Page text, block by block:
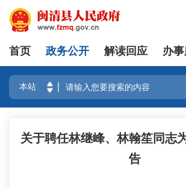
首页 政务公开 解读回应 办
关于聘任林继峰、林翰笙同志
告